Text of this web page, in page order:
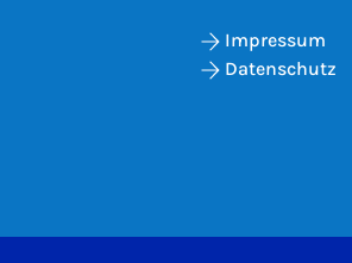
Impressum
Datenschutz